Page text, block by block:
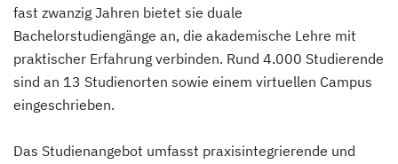
fast zwanzig Jahren bietet sie duale
Bachelorstudiengänge an, die akademische Lehre mit
praktischer Erfahrung verbinden. Rund 4.000 Studierende
sind an 13 Studienorten sowie einem virtuellen Campus
eingeschrieben.
Das Studienangebot umfasst praxisintegrierende und